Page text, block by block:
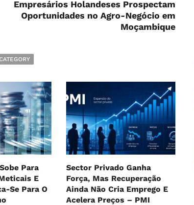
Empresários Holandeses Prospectam
Oportunidades no Agro-Negócio em
Moçambique
Para
E
Se Para O
Sector Privado Ganha
Força, Mas Recuperação
Ainda Não Cria Emprego E
Acelera Preços – PMI